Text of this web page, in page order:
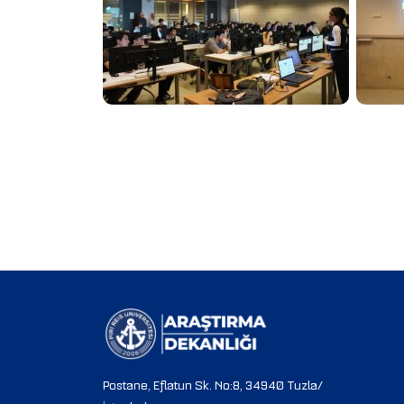
Postane, Eflatun Sk. No:8, 34940 Tuzla/